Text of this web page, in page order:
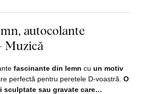
autocolante
Muzică
fascinante din lemn cu un motiv
perfectă pentru peretele D-voastră. O
sculptate sau gravate care…